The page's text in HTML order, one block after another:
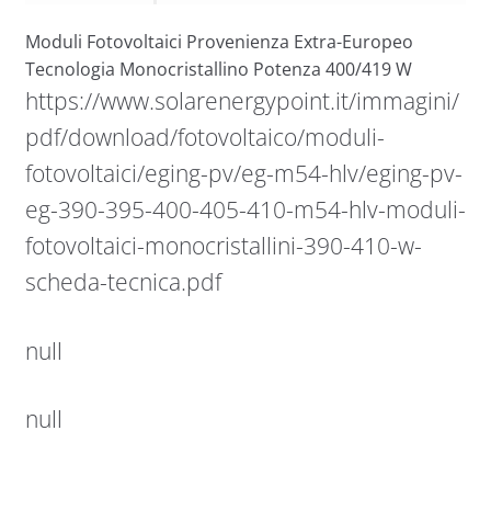
Moduli Fotovoltaici Provenienza Extra-Europeo
Tecnologia Monocristallino Potenza 400/419 W
https://www.solarenergypoint.it/immagini/
pdf/download/fotovoltaico/moduli-
fotovoltaici/eging-pv/eg-m54-hlv/eging-pv-
eg-390-395-400-405-410-m54-hlv-moduli-
fotovoltaici-monocristallini-390-410-w-
scheda-tecnica.pdf
null
null